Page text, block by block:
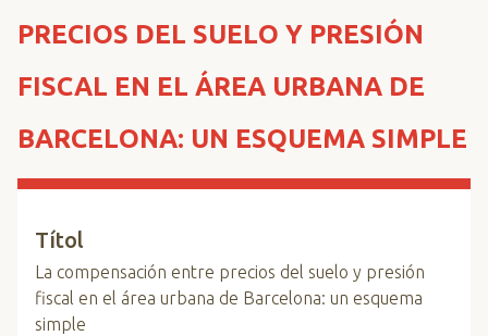
PRECIOS DEL SUELO Y PRESIÓN
FISCAL EN EL ÁREA URBANA DE
BARCELONA: UN ESQUEMA SIMPLE
Títol
La compensación entre precios del suelo y presión
fiscal en el área urbana de Barcelona: un esquema
simple